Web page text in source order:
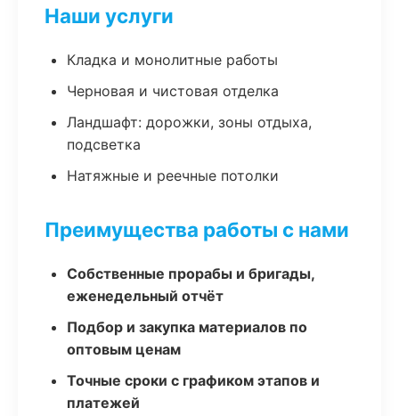
Наши услуги
Кладка и монолитные работы
Черновая и чистовая отделка
Ландшафт: дорожки, зоны отдыха,
подсветка
Натяжные и реечные потолки
Преимущества работы с нами
Собственные прорабы и бригады,
еженедельный отчёт
Подбор и закупка материалов по
оптовым ценам
Точные сроки с графиком этапов и
платежей